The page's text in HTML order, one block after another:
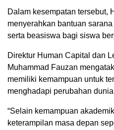
Dalam kesempatan tersebut,
menyerahkan bantuan
serta beasiswa bagi siswa
Direktur Human Capital dan
Muhammad Fauzan
memiliki kemampuan untuk
menghadapi perubahan
“Selain kemampuan
keterampilan masa depan